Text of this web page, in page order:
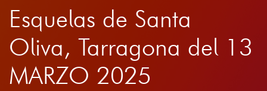
Esquelas de Santa
Oliva, Tarragona del 13
MARZO 2025